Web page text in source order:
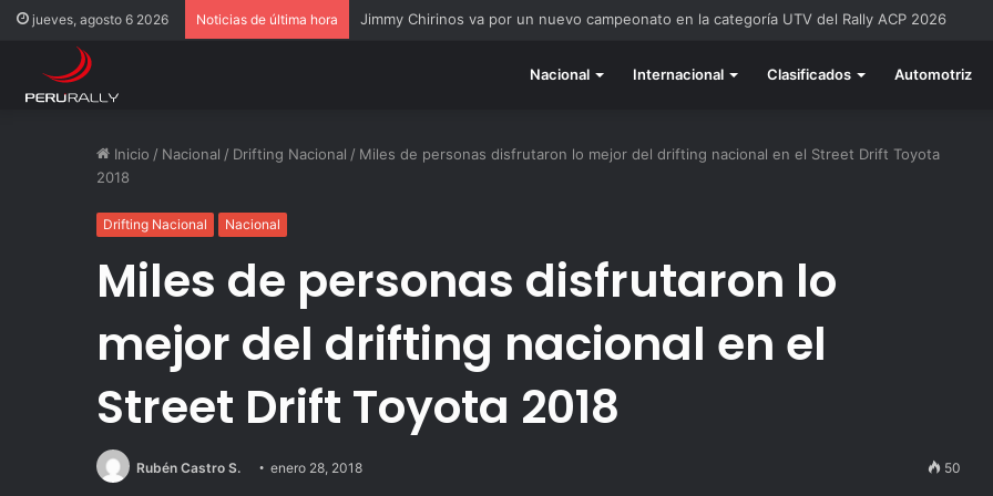
jueves, agosto 6 2026 Noticias de última hora Rally Pisco 2026: todo listo para la gran final del RallyACP
Nacional Internacional Clasificados Automotriz
Inicio / Nacional / Drifting Nacional / Miles de personas disfrutaron lo mejor del drifting nacional en el Street Drift Toyota
2018
Drifting Nacional Nacional
Miles de personas disfrutaron lo
mejor del drifting nacional en el
Street Drift Toyota 2018
Rubén Castro S. enero 28, 2018 50